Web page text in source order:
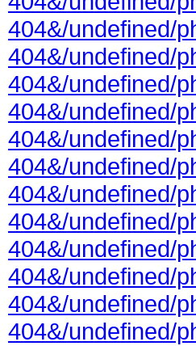
404&/undefined/
404&/undefined/
404&/undefined/
404&/undefined/
404&/undefined/
404&/undefined/
404&/undefined/
404&/undefined/
404&/undefined/
404&/undefined/
404&/undefined/
404&/undefined/